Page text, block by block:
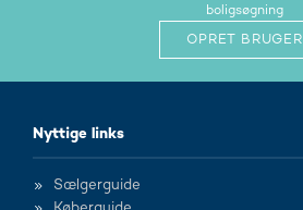
boligsøgning
OPRET BRUGER
Nyttige links
Sælgerguide